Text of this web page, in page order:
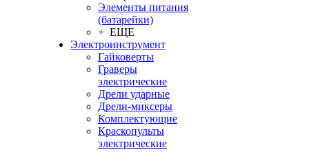
Элементы питания
(батарейки)
+ ЕЩЕ
Электроинструмент
Гайковерты
Граверы
электрические
Дрели ударные
Дрели-миксеры
Комплектующие
Краскопульты
электрические